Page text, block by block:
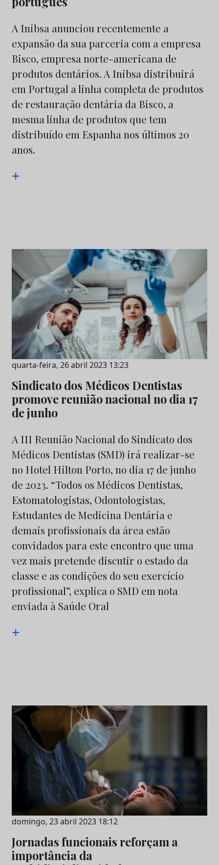
A Inibsa anunciou recentemente a
expansão da sua parceria com a empresa
Bisco, empresa norte-americana de
produtos dentários. A Inibsa distribuirá
em Portugal a linha completa de produtos
de restauração dentária da Bisco, a
mesma linha de produtos que tem
distribuído em Espanha nos últimos 20
anos.
+
quarta-feira, 26 abril 2023 13:23
Sindicato dos Médicos Dentistas
promove reunião nacional no dia 17
de junho
A III Reunião Nacional do Sindicato dos
Médicos Dentistas (SMD) irá realizar-se
no Hotel Hilton Porto, no dia 17 de junho
de 2023. “Todos os Médicos Dentistas,
Estomatologistas, Odontologistas,
Estudantes de Medicina Dentária e
demais profissionais da área estão
convidados para este encontro que uma
vez mais pretende discutir o estado da
classe e as condições do seu exercício
profissional”, explica o SMD em nota
enviada à Saúde Oral
+
domingo, 23 abril 2023 18:12
Jornadas funcionais reforçam a
importância da